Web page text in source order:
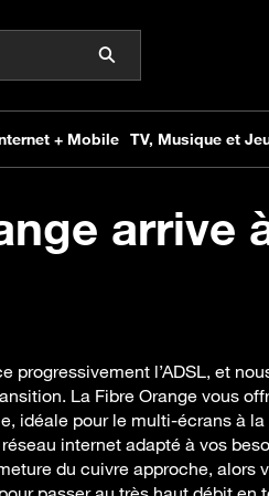
arrive
progressivement l’ADSL, et
La Fibre Orange vous
idéale pour le multi-écrans à
internet adapté à vos
du cuivre approche, alors